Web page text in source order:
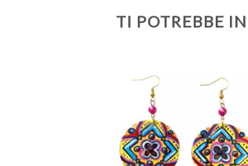
TI POTREBBE